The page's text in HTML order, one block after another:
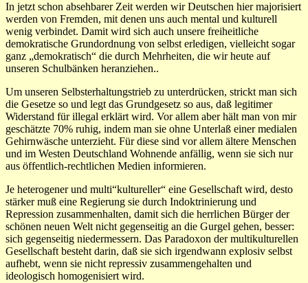
In jetzt schon absehbarer Zeit werden wir Deutschen hier majorisiert
werden von Fremden, mit denen uns auch mental und kulturell
wenig verbindet. Damit wird sich auch unsere freiheitliche
demokratische Grundordnung von selbst erledigen, vielleicht sogar
ganz „demokratisch“ die durch Mehrheiten, die wir heute auf
unseren Schulbänken heranziehen..
Um unseren Selbsterhaltungstrieb zu unterdrücken, strickt man sich
die Gesetze so und legt das Grundgesetz so aus, daß legitimer
Widerstand für illegal erklärt wird. Vor allem aber hält man von mir
geschätzte 70% ruhig, indem man sie ohne Unterlaß einer medialen
Gehirnwäsche unterzieht. Für diese sind vor allem ältere Menschen
und im Westen Deutschland Wohnende anfällig, wenn sie sich nur
aus öffentlich-rechtlichen Medien informieren.
Je heterogener und multi“kultureller“ eine Gesellschaft wird, desto
stärker muß eine Regierung sie durch Indoktrinierung und
Repression zusammenhalten, damit sich die herrlichen Bürger der
schönen neuen Welt nicht gegenseitig an die Gurgel gehen, besser:
sich gegenseitig niedermessern. Das Paradoxon der multikulturellen
Gesellschaft besteht darin, daß sie sich irgendwann explosiv selbst
aufhebt, wenn sie nicht repressiv zusammengehalten und
ideologisch homogenisiert wird.